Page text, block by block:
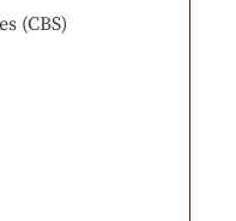
(CBS)